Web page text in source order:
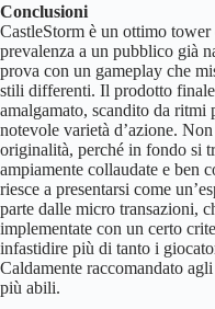
Conclusioni
CastleStorm è un ottimo
prevalenza a un pubblico già
prova con un gameplay che
stili differenti. Il prodotto finale
amalgamato, scandito da ritmi
notevole varietà d’azione.
originalità, perché in fondo si
ampiamente collaudate e ben
riesce a presentarsi come
parte dalle micro transazioni,
implementate con un certo
infastidire più di tanto i
Caldamente raccomandato
più abili.